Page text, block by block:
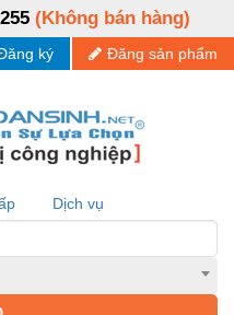
(Không bán hàng)
Đăng sản phẩm
ký
Dịch vụ